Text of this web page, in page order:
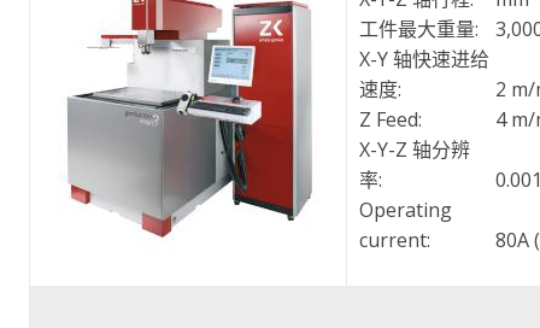
工件最大重量:
X-Y 轴快速进给
速度:
2
Z Feed:
4
X-Y-Z 轴分辨
率:
Operating
current:
80A